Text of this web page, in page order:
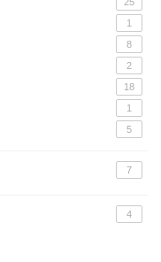
1
8
2
18
1
5
7
4